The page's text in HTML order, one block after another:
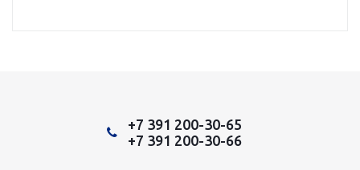
+7 391 200-30-65
+7 391 200-30-66